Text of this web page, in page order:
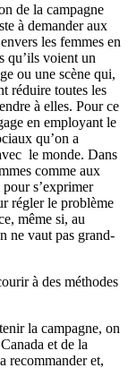
de la campagne
à demander aux
les femmes en
qu’ils voient un
ou une scène qui,
réduire toutes les
à elles. Pour ce
en employant le
qu’on a
le monde. Dans
comme aux
s’exprimer
régler le problème
même si, au
ne vaut pas grand-
à des méthodes
la campagne, on
et de la
recommander et,